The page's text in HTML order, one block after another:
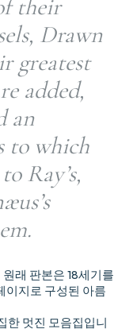
their
Drawn
greatest
added,
an
to which
Ray’s,
래 판본은 18세기를
이지로 구성된 아름
한 멋진 모음집입니